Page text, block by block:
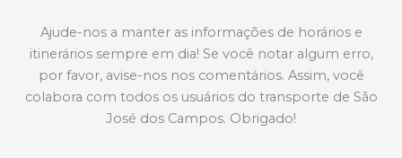
Ajude-nos a manter as informações de horários e
itinerários sempre em dia! Se você notar algum erro,
por favor, avise-nos nos comentários. Assim, você
colabora com todos os usuários do transporte de São
José dos Campos. Obrigado!